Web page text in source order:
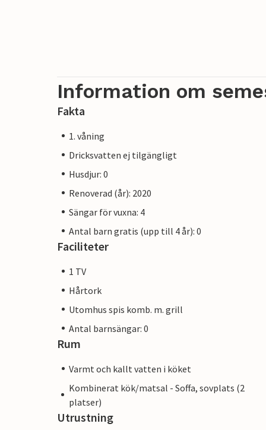
Information om
Fakta
1. våning
Dricksvatten ej tilgängligt
Husdjur: 0
Renoverad (år): 2020
Sängar för vuxna: 4
Antal barn gratis (upp till 4 år): 0
Faciliteter
1 TV
Hårtork
Utomhus spis komb. m. grill
Antal barnsängar: 0
Rum
Varmt och kallt vatten i köket
Kombinerat kök/matsal - Soffa, sovplats (2
platser)
Utrustning